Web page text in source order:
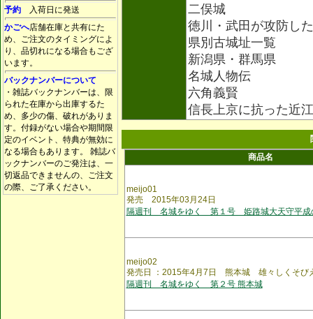
予約 入荷日に発送
かごへ店舗在庫と共有にた
め、ご注文のタイミングによ
り、品切れになる場合もござ
います。
バックナンバーについて
・雑誌バックナンバーは、限
られた在庫から出庫するた
め、多少の傷、破れがありま
す。付録がない場合や期間限
定のイベント、特典が無効に
なる場合もあります。 雑誌バ
ックナンバーのご発注は、一
切返品できませんの、ご注文
の際、ご了承ください。
二俣城
徳川・武田が攻防し
県別古城址一覧
新潟県・群馬県
名城人物伝
六角義賢
信長上京に抗った近
商品名
meijo01
発売 2015年03月24日
隔週刊 名城をゆく 第１号 姫路城大天守平成
meijo02
発売日 ：2015年4月7日 熊本城 雄々しくそび
隔週刊 名城をゆく 第２号 熊本城